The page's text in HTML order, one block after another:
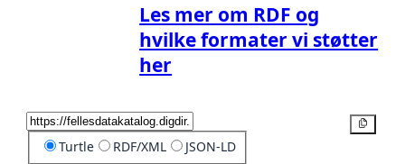
Les mer om RDF og
hvilke formater vi støtter
her
Turtle RDF/XML JSON-LD